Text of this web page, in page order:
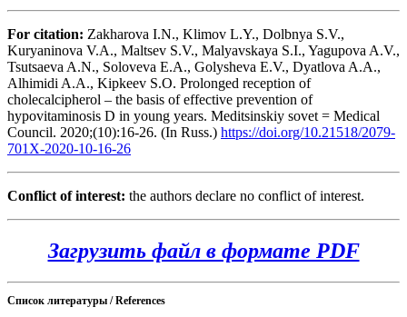
For citation: Zakharova I.N., Klimov L.Y., Dolbnya S.V.,
Kuryaninova V.A., Maltsev S.V., Malyavskaya S.I., Yagupova A.V.,
Tsutsaeva A.N., Soloveva E.A., Golysheva E.V., Dyatlova A.A.,
Alhimidi A.A., Kipkeev S.O. Prolonged reception of
cholecalcipherol – the basis of effective prevention of
hypovitaminosis D in young years. Meditsinskiy sovet = Medical
Council. 2020;(10):16-26. (In Russ.) https://doi.org/10.21518/2079-
701X-2020-10-16-26
Conflict of interest: the authors declare no conflict of interest.
Загрузить файл в формате PDF
Список литературы / References